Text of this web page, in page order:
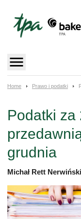
content
Home Prawo i podatki
Podatki za
grudnia
Michał Rett